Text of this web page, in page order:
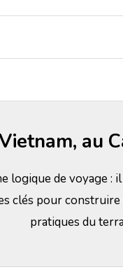
au
de voyage :
clés pour
pratiques du